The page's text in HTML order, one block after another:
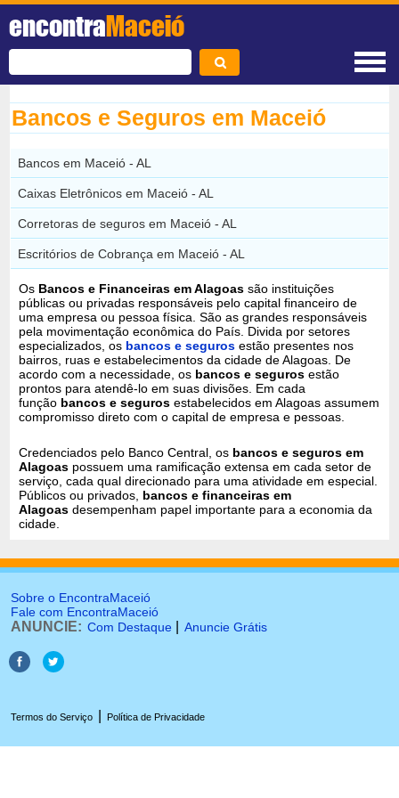
encontraMaceió
Bancos e Seguros em Maceió
Bancos em Maceió - AL
Caixas Eletrônicos em Maceió - AL
Corretoras de seguros em Maceió - AL
Escritórios de Cobrança em Maceió - AL
Os Bancos e Financeiras em Alagoas são instituições
públicas ou privadas responsáveis pelo capital financeiro de
uma empresa ou pessoa física. São as grandes responsáveis
pela movimentação econômica do País. Divida por setores
especializados, os bancos e seguros estão presentes nos
bairros, ruas e estabelecimentos da cidade de Alagoas. De
acordo com a necessidade, os bancos e seguros estão
prontos para atendê-lo em suas divisões. Em cada
função bancos e seguros estabelecidos em Alagoas assumem
compromisso direto com o capital de empresa e pessoas.
Credenciados pelo Banco Central, os bancos e seguros em
Alagoas possuem uma ramificação extensa em cada setor de
serviço, cada qual direcionado para uma atividade em especial.
Públicos ou privados, bancos e financeiras em
Alagoas desempenham papel importante para a economia da
cidade.
Sobre o EncontraMaceió
Fale com EncontraMaceió
ANUNCIE: Com Destaque Anuncie Grátis
Termos do Serviço Política de Privacidade